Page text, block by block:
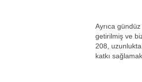
Ayrıca
getirilmiş ve
208,
katkı